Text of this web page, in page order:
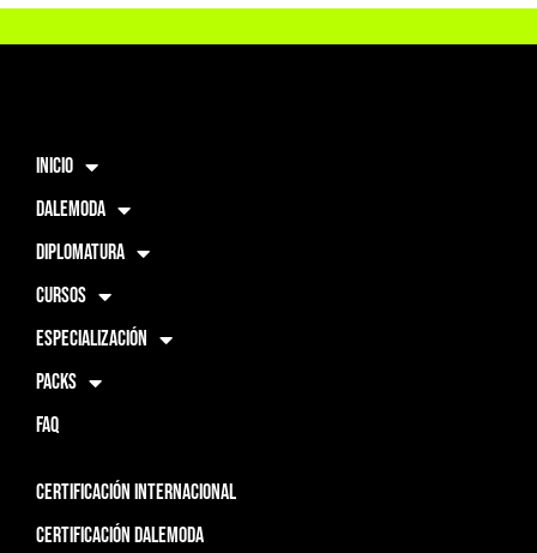
INICIO
DALEMODA
DIPLOMATURA
CURSOS
ESPECIALIZACIÓN
PACKS
FAQ
CERTIFICACIÓN INTERNACIONAL
CERTIFICACIÓN DALEMODA